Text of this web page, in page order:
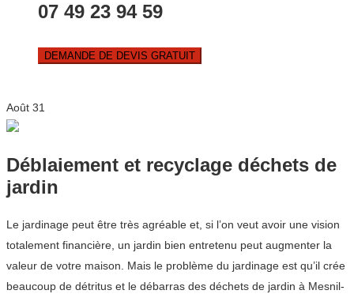
07 49 23 94 59
DEMANDE DE DEVIS GRATUIT
Août 31
Déblaiement et recyclage déchets de
jardin
Le jardinage peut être très agréable et, si l’on veut avoir une vision
totalement financière, un jardin bien entretenu peut augmenter la
valeur de votre maison. Mais le problème du jardinage est qu’il crée
beaucoup de détritus et le débarras des déchets de jardin à Mesnil-